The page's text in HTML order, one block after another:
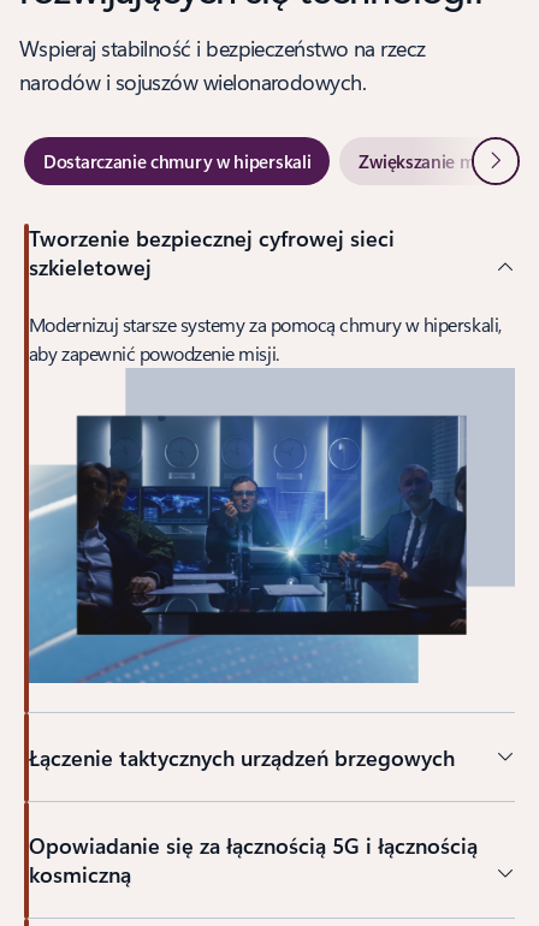
Wspieraj stabilność i bezpieczeństwo na rzecz
narodów i sojuszów wielonarodowych.
Dostarczanie chmury w hiperskali Zwiększanie Dalej
Tworzenie bezpiecznej cyfrowej sieci
szkieletowej
Modernizuj starsze systemy za pomocą chmury w hiperskali,
aby zapewnić powodzenie misji.
Łączenie taktycznych urządzeń brzegowych
Opowiadanie się za łącznością 5G i łącznością
kosmiczną